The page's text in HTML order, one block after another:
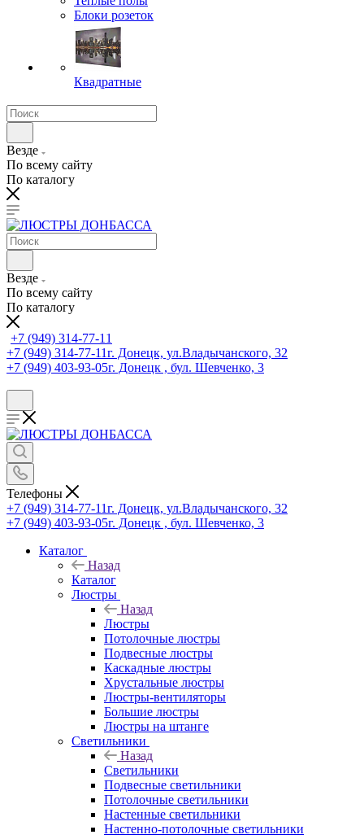
Блоки розеток
Квадратные
Везде
По всему сайту
По каталогу
Везде
По всему сайту
По каталогу
+7 (949) 314-77-11
+7 (949) 314-77-11г. Донецк, ул.Владычанского, 32
+7 (949) 403-93-05г. Донецк , бул. Шевченко, 3
Телефоны
+7 (949) 314-77-11г. Донецк, ул.Владычанского, 32
+7 (949) 403-93-05г. Донецк , бул. Шевченко, 3
Каталог
Назад
Каталог
Люстры
Назад
Люстры
Потолочные люстры
Подвесные люстры
Каскадные люстры
Хрустальные люстры
Люстры-вентиляторы
Большие люстры
Люстры на штанге
Светильники
Назад
Светильники
Подвесные светильники
Потолочные светильники
Настенные светильники
Настенно-потолочные светильники